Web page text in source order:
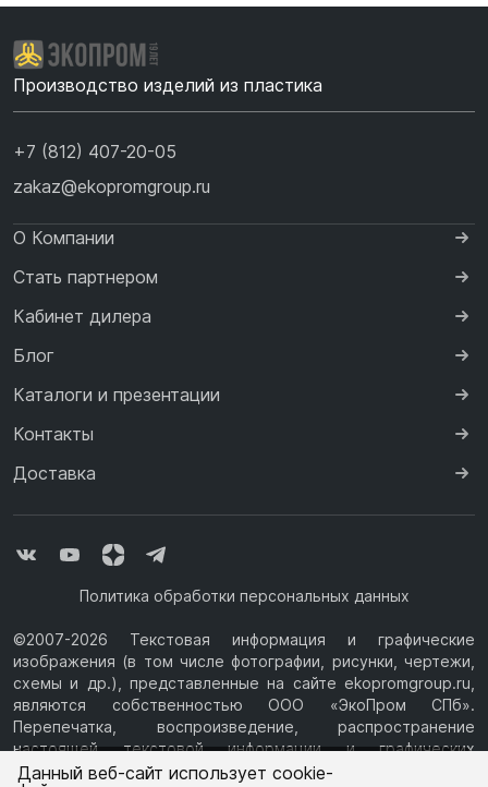
Производство изделий из пластика
+7 (812) 407-20-05
zakaz@ekopromgroup.ru
О Компании
Стать партнером
Кабинет дилера
Блог
Каталоги и презентации
Контакты
Доставка
Политика обработки персональных данных
©2007-2026 Текстовая информация и графические
изображения (в том числе фотографии, рисунки, чертежи,
схемы и др.), представленные на сайте ekopromgroup.ru,
являются собственностью ООО «ЭкоПром СПб».
Перепечатка, воспроизведение, распространение
настоящей текстовой информации и графических
изображений с Сайта возможны только с письменного
Ваш город —Санкт-Петербург
Данный веб-сайт использует cookie-